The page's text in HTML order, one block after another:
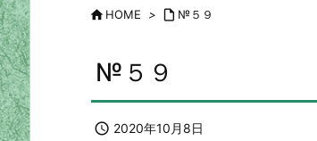
HOME >  №５９
№５９
 2020年10月8日